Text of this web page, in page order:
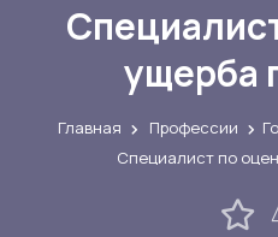
ущерба
Главная Профессии
Специалист по